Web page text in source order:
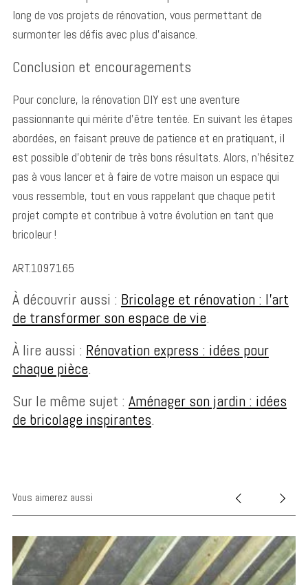
long de vos projets de rénovation, vous permettant de
surmonter les défis avec plus d’aisance.
Conclusion et encouragements
Pour conclure, la rénovation DIY est une aventure
passionnante qui mérite d’être tentée. En suivant les étapes
abordées, en faisant preuve de patience et en pratiquant, il
est possible d’obtenir de très bons résultats. Alors, n’hésitez
pas à vous lancer et à faire de votre maison un espace qui
vous ressemble, tout en vous rappelant que chaque petit
projet compte et contribue à votre évolution en tant que
bricoleur !
ART.1097165
À découvrir aussi : Bricolage et rénovation : l’art
de transformer son espace de vie.
À lire aussi : Rénovation express : idées pour
chaque pièce.
Sur le même sujet : Aménager son jardin : idées
de bricolage inspirantes.
Vous aimerez aussi